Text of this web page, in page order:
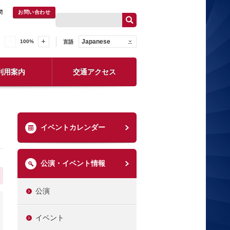
お問い合わせ
100% 言語 Japanese
用案内 交通アクセス
イベントカレンダー
公演・イベント情報
公演
イベント